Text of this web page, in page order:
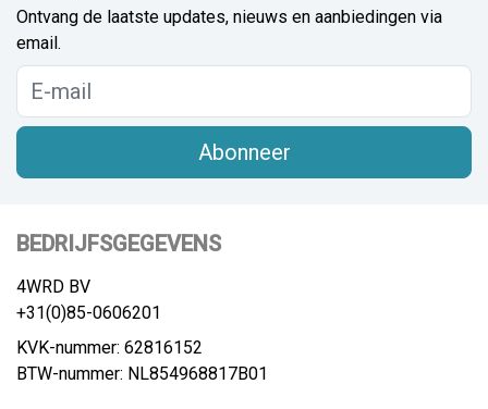
Ontvang de laatste updates, nieuws en aanbiedingen via
email.
Abonneer
BEDRIJFSGEGEVENS
4WRD BV
+31(0)85-0606201
KVK-nummer: 62816152
BTW-nummer: NL854968817B01